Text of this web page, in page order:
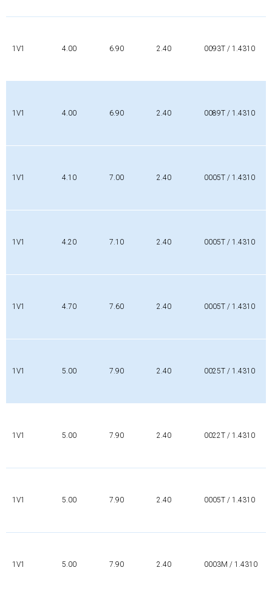
1V1 4.00 6.90 2.40 0093T / 1.4310
1V1 4.00 6.90 2.40 0089T / 1.4310
1V1 4.10 7.00 2.40 0005T / 1.4310
1V1 4.20 7.10 2.40 0005T / 1.4310
1V1 4.70 7.60 2.40 0005T / 1.4310
1V1 5.00 7.90 2.40 0025T / 1.4310
1V1 5.00 7.90 2.40 0022T / 1.4310
1V1 5.00 7.90 2.40 0005T / 1.4310
1V1 5.00 7.90 2.40 0003M / 1.4310